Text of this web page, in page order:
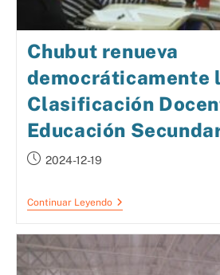
Chubut renueva
democráticamente
Clasificación
Educación
2024-12-19
Continuar Leyendo